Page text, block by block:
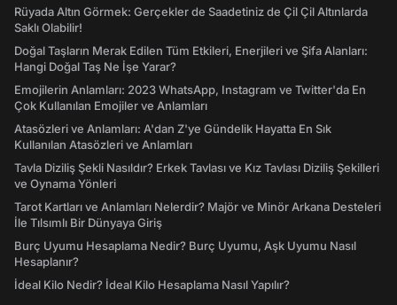
Rüyada Altın Görmek: Gerçekler de Saadetiniz de Çil Çil Altınlarda
Saklı Olabilir!
Doğal Taşların Merak Edilen Tüm Etkileri, Enerjileri ve Şifa Alanları:
Hangi Doğal Taş Ne İşe Yarar?
Emojilerin Anlamları: 2023 WhatsApp, Instagram ve Twitter'da En
Çok Kullanılan Emojiler ve Anlamları
Atasözleri ve Anlamları: A'dan Z'ye Gündelik Hayatta En Sık
Kullanılan Atasözleri ve Anlamları
Tavla Diziliş Şekli Nasıldır? Erkek Tavlası ve Kız Tavlası Diziliş Şekilleri
ve Oynama Yönleri
Tarot Kartları ve Anlamları Nelerdir? Majör ve Minör Arkana Desteleri
İle Tılsımlı Bir Dünyaya Giriş
Burç Uyumu Hesaplama Nedir? Burç Uyumu, Aşk Uyumu Nasıl
Hesaplanır?
İdeal Kilo Nedir? İdeal Kilo Hesaplama Nasıl Yapılır?